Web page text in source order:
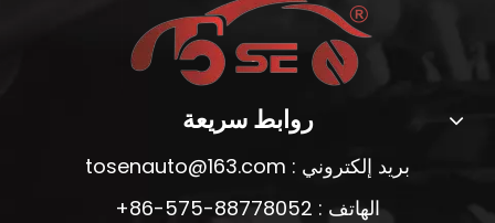
روابط سريعة
بريد إلكتروني : tosenauto@163.com
الهاتف : 88778052-575-86+